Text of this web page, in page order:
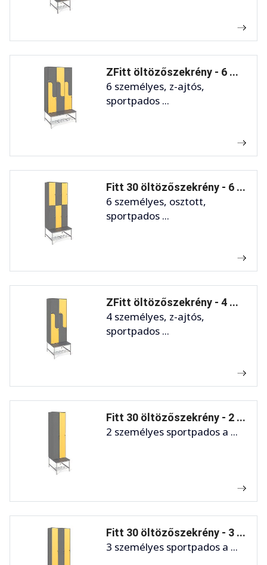
ZFitt öltözőszekrény - 6 ...
6 személyes, z-ajtós,
sportpados ...
Fitt 30 öltözőszekrény - 6 ...
6 személyes, osztott,
sportpados ...
ZFitt öltözőszekrény - 4 ...
4 személyes, z-ajtós,
sportpados ...
Fitt 30 öltözőszekrény - 2 ...
2 személyes sportpados a ...
Fitt 30 öltözőszekrény - 3 ...
3 személyes sportpados a ...